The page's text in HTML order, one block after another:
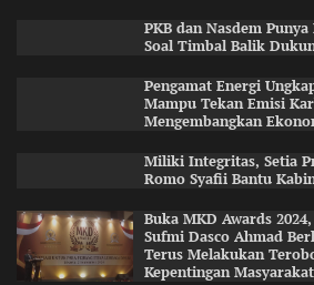
PKB dan Nasdem
Soal Timbal Balik
Pengamat Energi
Mampu Tekan Emisi
Mengembangkan
Miliki Integritas, Setia
Romo Syafii Bantu
Buka MKD Awards
Sufmi Dasco Ahmad
Terus Melakukan
Kepentingan Masyarakat